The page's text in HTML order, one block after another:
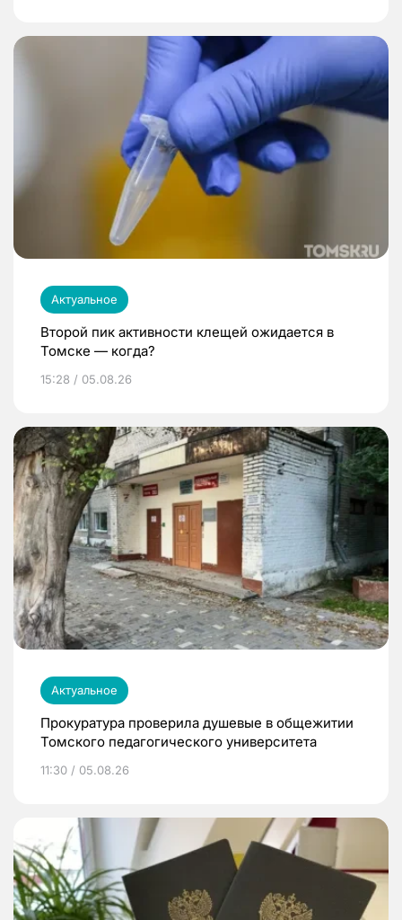
Актуальное
Второй пик активности клещей ожидается в
Томске — когда?
15:28 / 05.08.26
Актуальное
Прокуратура проверила душевые в общежитии
Томского педагогического университета
11:30 / 05.08.26